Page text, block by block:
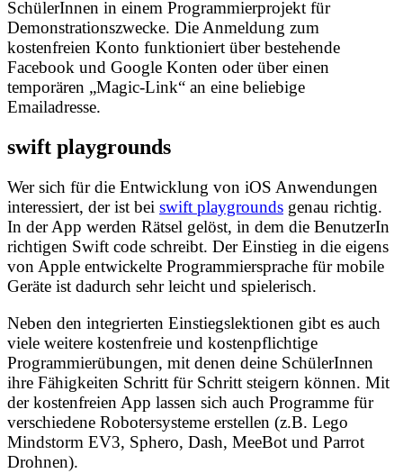
SchülerInnen in einem Programmierprojekt für
Demonstrationszwecke. Die Anmeldung zum
kostenfreien Konto funktioniert über bestehende
Facebook und Google Konten oder über einen
temporären „Magic-Link“ an eine beliebige
Emailadresse.
swift playgrounds
Wer sich für die Entwicklung von iOS Anwendungen
interessiert, der ist bei swift playgrounds genau richtig.
In der App werden Rätsel gelöst, in dem die BenutzerIn
richtigen Swift code schreibt. Der Einstieg in die eigens
von Apple entwickelte Programmiersprache für mobile
Geräte ist dadurch sehr leicht und spielerisch.
Neben den integrierten Einstiegslektionen gibt es auch
viele weitere kostenfreie und kostenpflichtige
Programmierübungen, mit denen deine SchülerInnen
ihre Fähigkeiten Schritt für Schritt steigern können. Mit
der kostenfreien App lassen sich auch Programme für
verschiedene Robotersysteme erstellen (z.B. Lego
Mindstorm EV3, Sphero, Dash, MeeBot und Parrot
Drohnen).